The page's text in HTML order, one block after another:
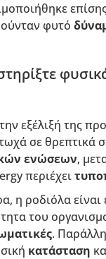
φυτό
εξέλιξή της
σε θρεπτικά
ενώσεων,
περιέχει
η ροδιόλα
του
.
κατάσταση